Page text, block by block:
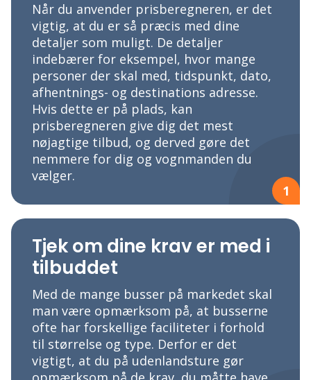
Når du anvender prisberegneren, er det
vigtig, at du er så præcis med dine
detaljer som muligt. De detaljer
indebærer for eksempel, hvor mange
personer der skal med, tidspunkt, dato,
afhentnings- og destinations adresse.
Hvis dette er på plads, kan
prisberegneren give dig det mest
nøjagtige tilbud, og derved gøre det
nemmere for dig og vognmanden du
vælger.
1
Tjek om dine krav er med i
tilbuddet
Med de mange busser på markedet skal
man være opmærksom på, at busserne
ofte har forskellige faciliteter i forhold
til størrelse og type. Derfor er det
vigtigt, at du på udenlandsture gør